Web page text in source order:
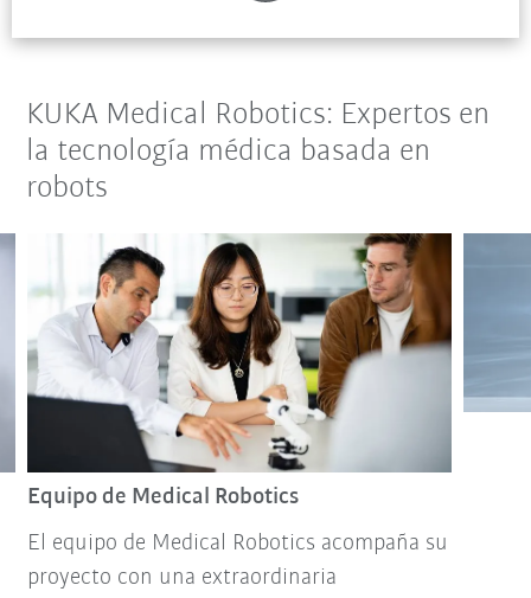
KUKA Medical Robotics: Expertos en
la tecnología médica basada en
robots
Equipo de Medical Robotics
El equipo de Medical Robotics acompaña su
proyecto con una extraordinaria